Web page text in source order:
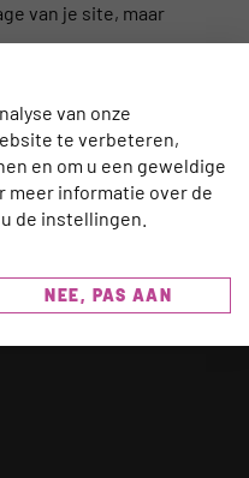
van je site, maar
voor de
op de laatste
behandeld zijn
AI, Marketing,
van onze
te verbeteren,
en om u een geweldige
meer informatie over de
de instellingen.
NEE, PAS AAN